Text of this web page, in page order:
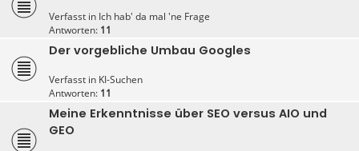
Verfasst in Ich hab' da mal 'ne Frage
Antworten: 11
Der vorgebliche Umbau Googles
Verfasst in KI-Suchen
Antworten: 11
Meine Erkenntnisse über SEO versus AIO und
GEO